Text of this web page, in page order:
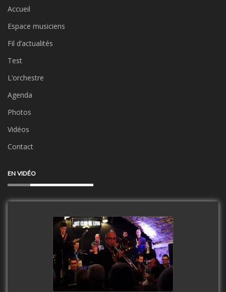
Accueil
Espace musiciens
Fil d’actualités
Test
L’orchestre
Agenda
Photos
Vidéos
Contact
EN VIDÉO
Clip Only Big Band 2019
watch video